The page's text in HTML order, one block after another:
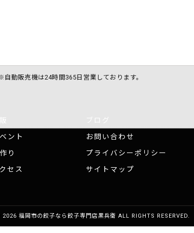
自動販売機は24時間365日営業しております。
ント
り
セス
ブログ
お問い合わせ
プライバシーポリシー
サイトマップ
福岡市の餃子なら餃子専門店黒兵衛 ALL RIGHTS RESERVED.